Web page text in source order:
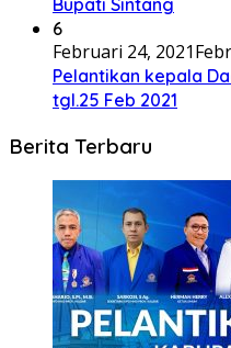
Bupati Sintang
6
Februari 24, 2021
Pelantikan kepala
tgl.25 Feb 2021
Berita Terbaru